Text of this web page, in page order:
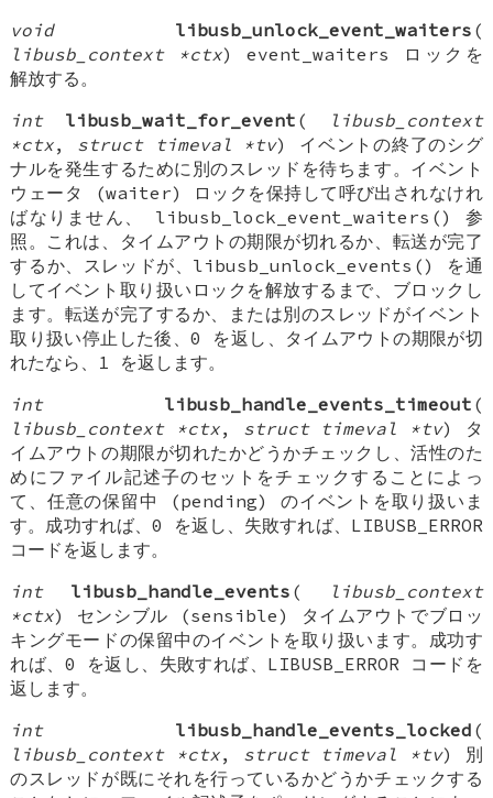
void
libusb_unlock_event_waiters (
libusb_context *ctx) event_waiters ロックを
解放する。
int
libusb_wait_for_event (
libusb_context
*ctx, struct timeval *tv) イベントの終了のシグ
ナルを発生するために別のスレッドを待ちます。イベント
ウェータ (waiter) ロックを保持して呼び出されなけれ
ばなりません、 libusb_lock_event_waiters() 参
照。これは、タイムアウトの期限が切れるか、転送が完了
するか、スレッドが、libusb_unlock_events() を通
してイベント取り扱いロックを解放するまで、ブロックし
ます。転送が完了するか、または別のスレッドがイベント
取り扱い停止した後、0 を返し、タイムアウトの期限が切
れたなら、1 を返します。
int
libusb_handle_events_timeout (
libusb_context *ctx, struct timeval *tv) タ
イムアウトの期限が切れたかどうかチェックし、活性のた
めにファイル記述子のセットをチェックすることによっ
て、任意の保留中 (pending) のイベントを取り扱いま
す。成功すれば、0 を返し、失敗すれば、LIBUSB_ERROR
コードを返します。
int
libusb_handle_events (
libusb_context
*ctx) センシブル (sensible) タイムアウトでブロッ
キングモードの保留中のイベントを取り扱います。成功す
れば、0 を返し、失敗すれば、LIBUSB_ERROR コードを
返します。
int
libusb_handle_events_locked (
libusb_context *ctx, struct timeval *tv) 別
のスレッドが既にそれを行っているかどうかチェックする